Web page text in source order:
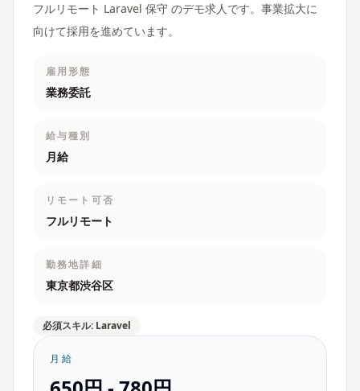
フルリモート Laravel 保守 のデモ求人です。事業拡大に
向けて採用を進めています。
雇用形態
業務委託
給与種別
月給
リモート可否
フルリモート
勤務地詳細
東京都渋谷区
必須スキル: Laravel
月給